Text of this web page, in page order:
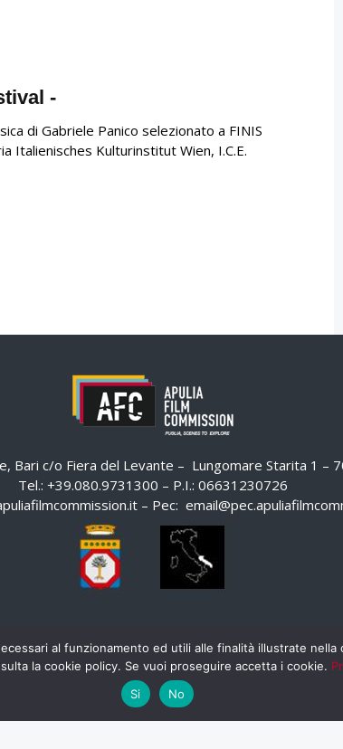
-
di Gabriele Panico selezionato a FINIS
Italienisches Kulturinstitut Wien, I.C.E.
Bari c/o Fiera del Levante – Lungomare Starita 1 –
Tel.: +39.080.9731300 – P.I.: 06631230726
– Pec:
WHISTLEBLOWING
al funzionamento ed utili alle finalità illustrate
la cookie policy. Se vuoi proseguire accetta i cookie.
Si
No